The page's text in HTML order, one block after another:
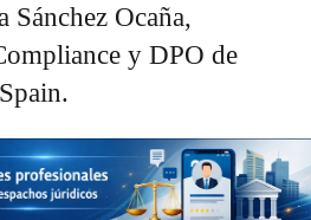
Ocaña,
y DPO de